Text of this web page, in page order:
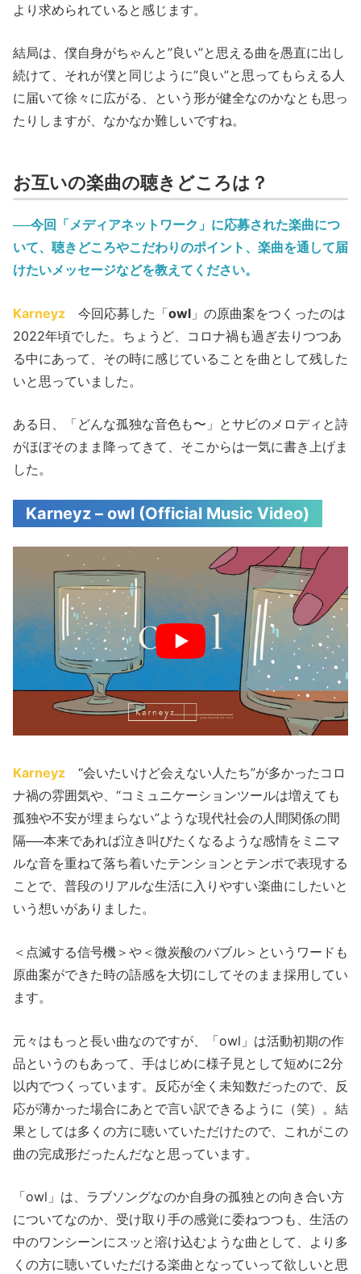
より求められていると感じます。
結局は、僕自身がちゃんと”良い”と思える曲を愚直に出し
続けて、それが僕と同じように”良い”と思ってもらえる人
に届いて徐々に広がる、という形が健全なのかなとも思っ
たりしますが、なかなか難しいですね。
お互いの楽曲の聴きどころは？
──今回「メディアネットワーク」に応募された楽曲につ
いて、聴きどころやこだわりのポイント、楽曲を通して届
けたいメッセージなどを教えてください。
Karneyz 今回応募した「owl 」の原曲案をつくったのは
2022年頃でした。ちょうど、コロナ禍も過ぎ去りつつあ
る中にあって、その時に感じていることを曲として残した
いと思っていました。
ある日、「どんな孤独な音色も〜」とサビのメロディと詩
がほぼそのまま降ってきて、そこからは一気に書き上げま
した。
Karneyz – owl (Official Music Video)
Karneyz “会いたいけど会えない人たち”が多かったコロ
ナ禍の雰囲気や、“コミュニケーションツールは増えても
孤独や不安が埋まらない”ような現代社会の人間関係の間
隔──本来であれば泣き叫びたくなるような感情をミニマ
ルな音を重ねて落ち着いたテンションとテンポで表現する
ことで、普段のリアルな生活に入りやすい楽曲にしたいと
いう想いがありました。
＜点滅する信号機＞や＜微炭酸のバブル＞というワードも
原曲案ができた時の語感を大切にしてそのまま採用してい
ます。
元々はもっと長い曲なのですが、「owl」は活動初期の作
品というのもあって、手はじめに様子見として短めに2分
以内でつくっています。反応が全く未知数だったので、反
応が薄かった場合にあとで言い訳できるように（笑）。結
果としては多くの方に聴いていただけたので、これがこの
曲の完成形だったんだなと思っています。
「owl」は、ラブソングなのか自身の孤独との向き合い方
についてなのか、受け取り手の感覚に委ねつつも、生活の
中のワンシーンにスッと溶け込むような曲として、より多
くの方に聴いていただける楽曲となっていって欲しいと思